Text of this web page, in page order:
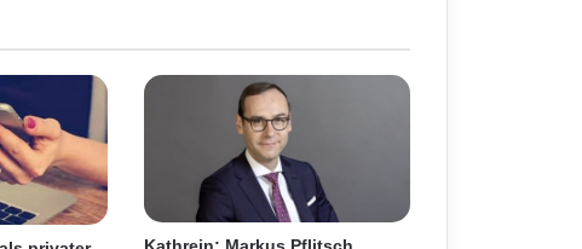
Kathrein: Markus Pflitsch